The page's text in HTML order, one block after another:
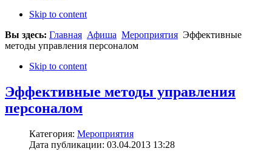
Skip to content
Вы здесь: Главная Афиша Мероприятия Эффективные
методы управления персоналом
Skip to content
Эффективные методы управления
персоналом
Категория: Мероприятия
Дата публикации: 03.04.2013 13:28